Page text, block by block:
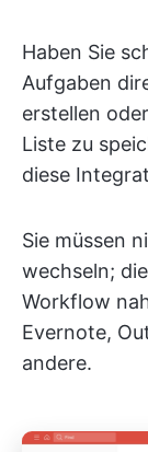
Haben Sie
Aufgaben
erstellen
Liste zu
diese
Sie müssen
wechseln;
Workflow
Evernote,
andere.